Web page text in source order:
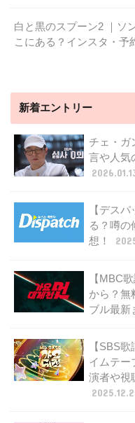
白と黒のスプーン2 ｜ソ
こにある？インスタ・予
新着エントリー
チェ・ガ
言や人気
【デス
る？噂の
想！
【MBC
から？無
ブル最新
【SBS
イムテー
演者や視